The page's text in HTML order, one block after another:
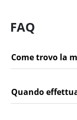
FAQ
Come trovo la
Quando